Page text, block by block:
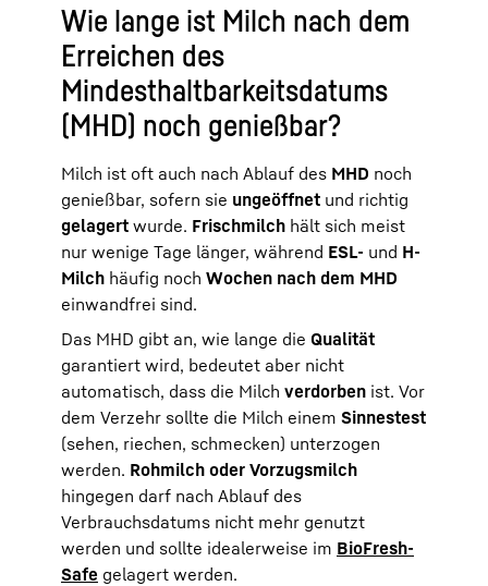
Wie lange ist Milch nach dem
Erreichen des
Mindesthaltbarkeitsdatums
(MHD) noch genießbar?
Milch ist oft auch nach Ablauf des MHD noch
genießbar, sofern sie ungeöffnet und richtig
gelagert wurde. Frischmilch hält sich meist
nur wenige Tage länger, während ESL- und H-
Milch häufig noch Wochen nach dem MHD
einwandfrei sind.
Das MHD gibt an, wie lange die Qualität
garantiert wird, bedeutet aber nicht
automatisch, dass die Milch verdorben ist. Vor
dem Verzehr sollte die Milch einem Sinnestest
(sehen, riechen, schmecken) unterzogen
werden. Rohmilch oder Vorzugsmilch
hingegen darf nach Ablauf des
Verbrauchsdatums nicht mehr genutzt
werden und sollte idealerweise im BioFresh-
Safe gelagert werden.